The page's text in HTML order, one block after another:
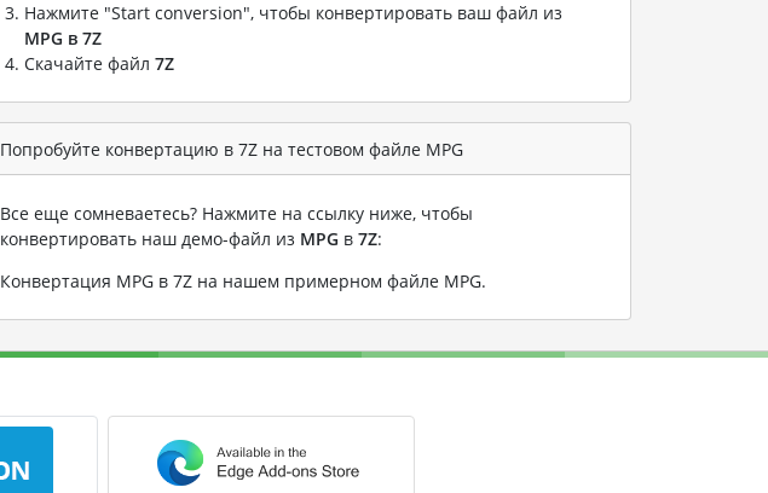
Нажмите "Start conversion", чтобы конвертировать ваш файл из
MPG в 7Z
Скачайте файл 7Z
Попробуйте конвертацию в 7Z на тестовом файле MPG
Все еще сомневаетесь? Нажмите на ссылку ниже, чтобы
конвертировать наш демо-файл из MPG в 7Z:
Конвертация MPG в 7Z на нашем примерном файле MPG.